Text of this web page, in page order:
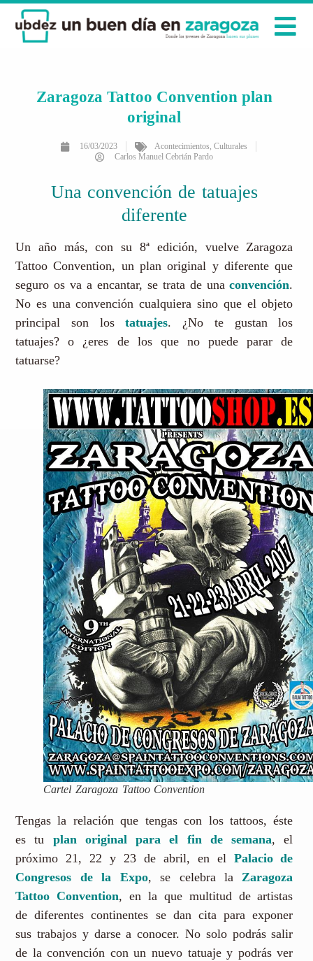
Zaragoza Tattoo Convention plan
original
16/03/2023 Acontecimientos,Culturales
Carlos Manuel Cebrián Pardo
Una convención de tatuajes
diferente
Un año más, con su 8ª edición, vuelve Zaragoza
Tattoo Convention, un plan original y diferente que
seguro os va a encantar, se trata de unaconvención.
No es una convención cualquiera sino que el objeto
principal son lostatuajes. ¿No te gustan los
tatuajes? o ¿eres de los que no puede parar de
tatuarse?
Cartel Zaragoza Tattoo Convention
Tengas la relación que tengas con los tattoos, éste
es tu plan original para el fin de semana, el
próximo 21, 22 y 23 de abril, en el Palacio de
Congresos de la Expo, se celebra laZaragoza
Tattoo Convention, en la que multitud de artistas
de diferentes continentes se dan cita para exponer
sus trabajos y darse a conocer. No solo podrás salir
de la convención con un nuevo tatuaje y podrás ver